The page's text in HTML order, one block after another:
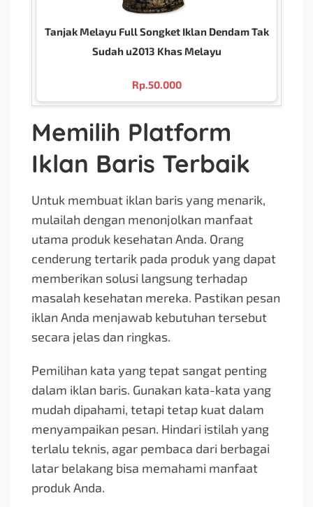
Tanjak Melayu Full Songket Iklan Dendam Tak
Sudah u2013 Khas Melayu
Rp.50.000
Memilih Platform
Iklan Baris Terbaik
Untuk membuat iklan baris yang menarik,
mulailah dengan menonjolkan manfaat
utama produk kesehatan Anda. Orang
cenderung tertarik pada produk yang dapat
memberikan solusi langsung terhadap
masalah kesehatan mereka. Pastikan pesan
iklan Anda menjawab kebutuhan tersebut
secara jelas dan ringkas.
Pemilihan kata yang tepat sangat penting
dalam iklan baris. Gunakan kata-kata yang
mudah dipahami, tetapi tetap kuat dalam
menyampaikan pesan. Hindari istilah yang
terlalu teknis, agar pembaca dari berbagai
latar belakang bisa memahami manfaat
produk Anda.